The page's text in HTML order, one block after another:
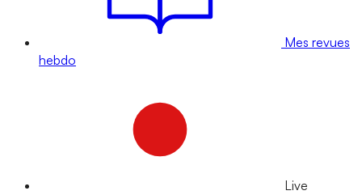
Mes revues
hebdo
Live